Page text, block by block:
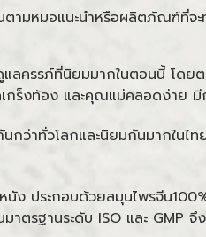
ตามหมอแนะนำหรือผลิตภัณฑ์ที่
ครรภ์ที่นิยมมากในตอนนี้ โดย
ร็งท้อง และคุณแม่คลอดง่าย มี
กว่าทั่วโลกและนิยมกันมากใน
นัง ประกอบด้วยสมุนไพรจีน
าตรฐานระดับ ISO และ